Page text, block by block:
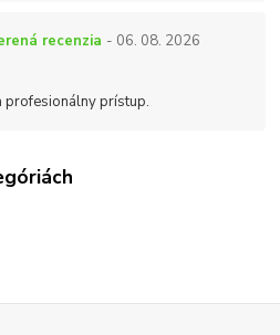
recenzia - 06. 08. 2026
prístup.